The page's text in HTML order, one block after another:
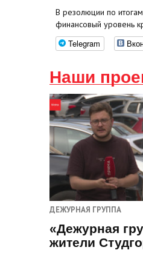
В резолюции по
финансовый уровень
Telegram
Наши
ДЕЖУРНАЯ ГРУППА
«Дежурная
жители